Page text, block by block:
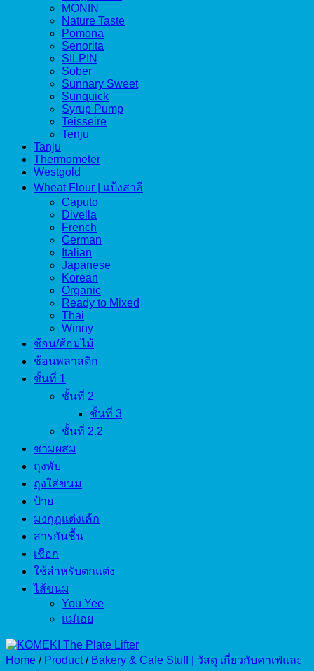
MONIN
Nature Taste
Pomona
Senorita
SILPIN
Sober
Sunnary Sweet
Sunquick
Syrup Pump
Teisseire
Tenju
Tanju
Thermometer
Westgold
Wheat Flour | แป้งสาลี
Caputo
Divella
French
German
Italian
Japanese
Korean
Organic
Ready to Mixed
Thai
Winny
ช้อน/ส้อมไม้
ช้อนพลาสติก
ชั้นที่ 1
ชั้นที่ 2
ชั้นที่ 3
ชั้นที่ 2.2
ชามผสม
ถุงพับ
ถุงใส่ขนม
ป้าย
มงกุฎแต่งเค้ก
สารกันชื้น
เชือก
ใช้สำหรับตกแต่ง
ไส้ขนม
You Yee
แม่เอย
Home / Product / Bakery & Cafe Stuff | วัสดุ เกี่ยวกับคาเฟ่และ